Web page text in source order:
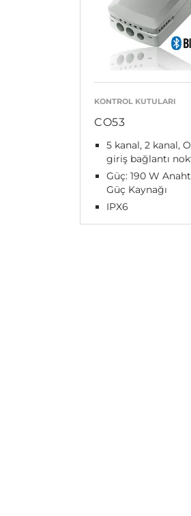
KONTROL KUTULARI
CO53
5 kanal, 2 kanal,
giriş bağlantı
Güç: 190 W
Güç Kaynağı
IPX6